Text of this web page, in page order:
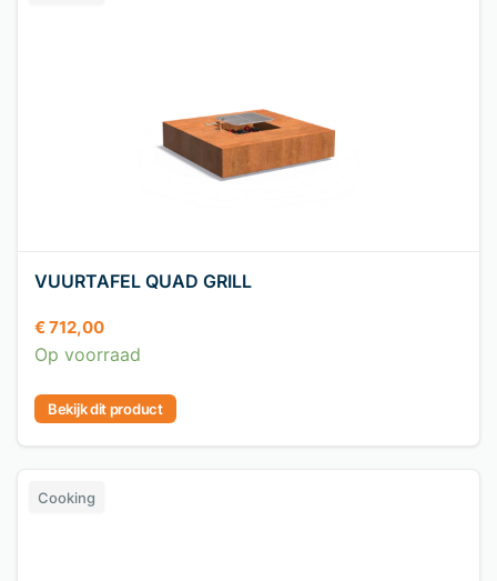
VUURTAFEL QUAD GRILL
€712,00
Op voorraad
Bekijk dit product
Cooking